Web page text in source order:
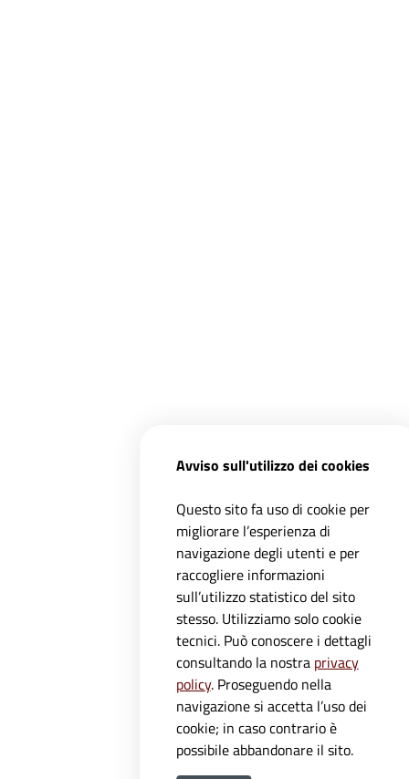
Avviso sull'utilizzo dei cookies
Questo sito fa uso di cookie per
migliorare l’esperienza di
navigazione degli utenti e per
raccogliere informazioni
sull’utilizzo statistico del sito
stesso. Utilizziamo solo cookie
tecnici. Può conoscere i dettagli
consultando la nostra privacy
policy. Proseguendo nella
navigazione si accetta l’uso dei
cookie; in caso contrario è
possibile abbandonare il sito.